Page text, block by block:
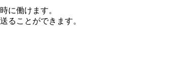
に働けます。
ることができます。